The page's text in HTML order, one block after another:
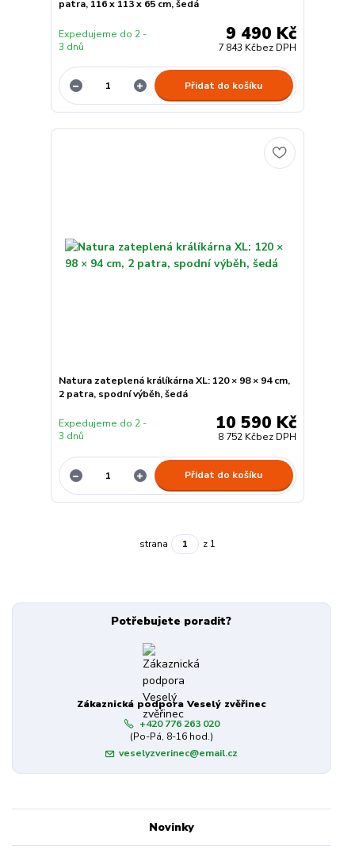
patra, 116 x 113 x 65 cm, šedá
9 490 Kč
7 843 Kčbez DPH
Expedujeme do 2 -
3 dnů
Přidat do košíku
Natura zateplená králíkárna XL: 120 × 98 × 94 cm,
2 patra, spodní výběh, šedá
10 590 Kč
8 752 Kčbez DPH
Expedujeme do 2 -
3 dnů
Přidat do košíku
strana z 1
Potřebujete poradit?
Zákaznická podpora Veselý zvěřinec
+420 776 263 020
(Po-Pá, 8-16 hod.)
veselyzverinec@email.cz
Novinky